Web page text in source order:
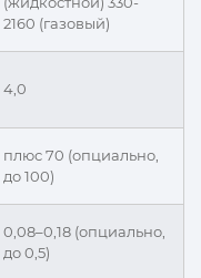
2160 (газовый)
4,0
плюс 70 (опциально,
до 100)
0,08–0,18 (опциально,
до 0,5)